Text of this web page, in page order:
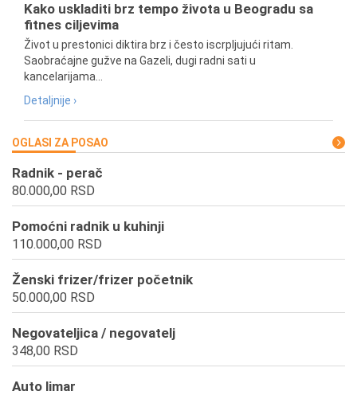
Kako uskladiti brz tempo života u Beogradu sa
fitnes ciljevima
Život u prestonici diktira brz i često iscrpljujući ritam.
Saobraćajne gužve na Gazeli, dugi radni sati u
kancelarijama...
Detaljnije ›
OGLASI ZA POSAO
Radnik - perač
80.000,00 RSD
Pomoćni radnik u kuhinji
110.000,00 RSD
Ženski frizer/frizer početnik
50.000,00 RSD
Negovateljica / negovatelj
348,00 RSD
Auto limar